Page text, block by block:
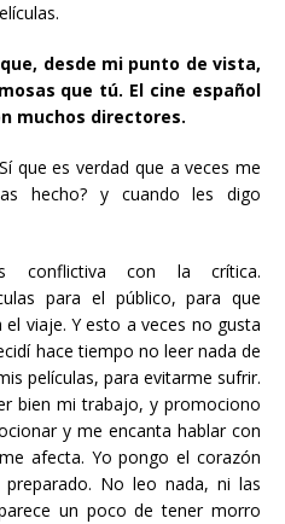
desde mi punto de vista,
que tú. El cine español
muchos directores.
que es verdad que a veces me
hecho? y cuando les digo
conflictiva con la crítica.
para el público, para que
viaje. Y esto a veces no gusta
hace tiempo no leer nada de
películas, para evitarme sufrir.
bien mi trabajo, y promociono
y me encanta hablar con
afecta. Yo pongo el corazón
No leo nada, ni las
un poco de tener morro